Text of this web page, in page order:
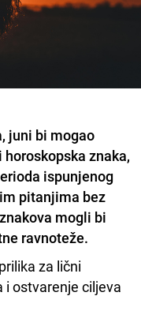
juni bi mogao
znaka,
ispunjenog
pitanjima bez
mogli bi
ravnoteže.
za lični
i ostvarenje ciljeva